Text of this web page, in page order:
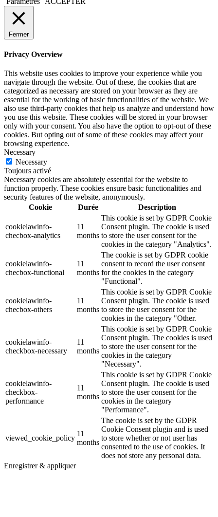
Fermer
Privacy Overview
This website uses cookies to improve your experience while you
navigate through the website. Out of these, the cookies that are
categorized as necessary are stored on your browser as they are
essential for the working of basic functionalities of the website. We
also use third-party cookies that help us analyze and understand how
you use this website. These cookies will be stored in your browser
only with your consent. You also have the option to opt-out of these
cookies. But opting out of some of these cookies may affect your
browsing experience.
Necessary
Necessary
Toujours activé
Necessary cookies are absolutely essential for the website to
function properly. These cookies ensure basic functionalities and
security features of the website, anonymously.
Cookie
Durée Description
cookielawinfo-
checbox-analytics
11
months
This cookie is set by GDPR Cookie
Consent plugin. The cookie is used
to store the user consent for the
cookies in the category "Analytics".
cookielawinfo-
checbox-functional
11
months
The cookie is set by GDPR cookie
consent to record the user consent
for the cookies in the category
"Functional".
cookielawinfo-
checbox-others
11
months
This cookie is set by GDPR Cookie
Consent plugin. The cookie is used
to store the user consent for the
cookies in the category "Other.
cookielawinfo-
checkbox-necessary
11
months
This cookie is set by GDPR Cookie
Consent plugin. The cookies is used
to store the user consent for the
cookies in the category
"Necessary".
cookielawinfo-
checkbox-
performance
11
months
This cookie is set by GDPR Cookie
Consent plugin. The cookie is used
to store the user consent for the
cookies in the category
"Performance".
viewed_cookie_policy
11
months
The cookie is set by the GDPR
Cookie Consent plugin and is used
to store whether or not user has
consented to the use of cookies. It
does not store any personal data.
Enregistrer & appliquer